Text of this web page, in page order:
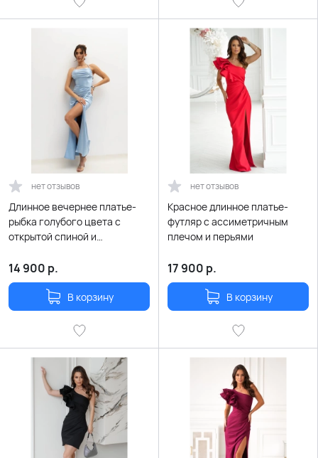
нет отзывов
Длинное вечернее платье-
рыбка голубого цвета с
открытой спиной и
14 900 р.
В корзину
нет отзывов
Красное длинное платье-
футляр с ассиметричным
плечом и перьями
17 900 р.
В корзину